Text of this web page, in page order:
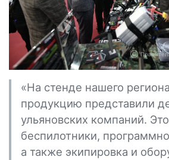
«На стенде нашего
продукцию представили
ульяновских компаний.
беспилотники,
а также экипировка и